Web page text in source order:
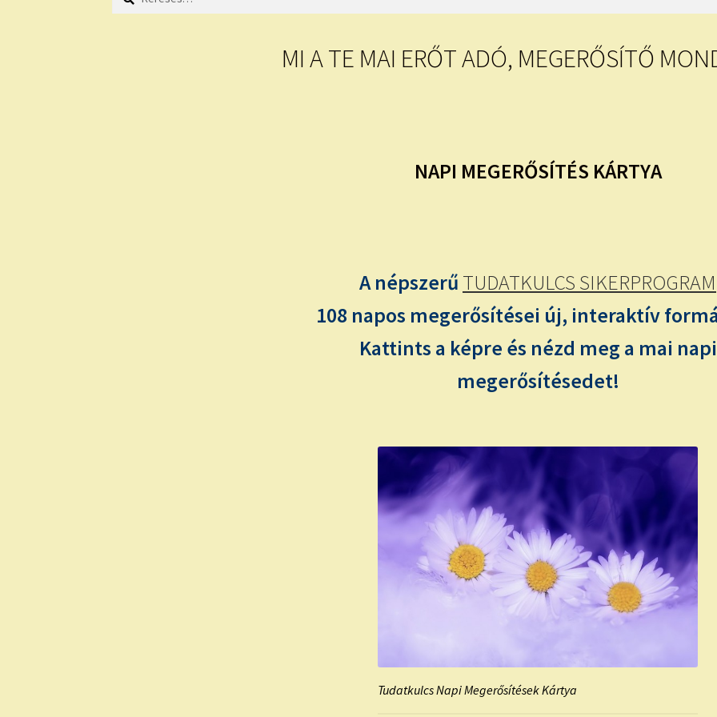
MI A TE MAI ERŐT ADÓ, MEGERŐSÍTŐ
NAPI MEGERŐSÍTÉS KÁRTYA
A népszerű TUDATKULCS SIKERPROGRAM
108 napos megerősítései új, interaktív
Kattints a képre és nézd meg a mai napi
megerősítésedet!
Tudatkulcs Napi Megerősítések Kártya